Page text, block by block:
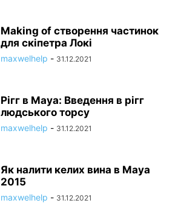
Making of створення частинок
для скіпетра Локі
maxwelhelp - 31.12.2021
Рігг в Maya: Введення в рігг
людського торсу
maxwelhelp - 31.12.2021
Як налити келих вина в Maya
2015
maxwelhelp - 31.12.2021